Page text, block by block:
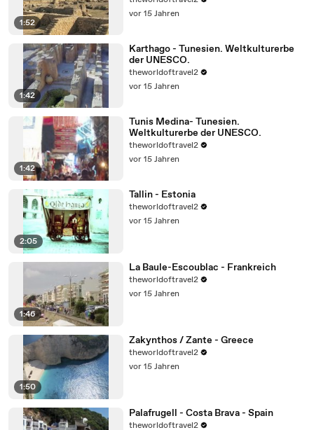
1:52
vor 15 Jahren
1:42
Karthago - Tunesien. Weltkulturerbe
der UNESCO.
theworldoftravel2
vor 15 Jahren
1:42
Tunis Medina- Tunesien.
Weltkulturerbe der UNESCO.
theworldoftravel2
vor 15 Jahren
2:05
Tallin - Estonia
theworldoftravel2
vor 15 Jahren
1:46
La Baule-Escoublac - Frankreich
theworldoftravel2
vor 15 Jahren
1:50
Zakynthos / Zante - Greece
theworldoftravel2
vor 15 Jahren
Palafrugell - Costa Brava - Spain
theworldoftravel2